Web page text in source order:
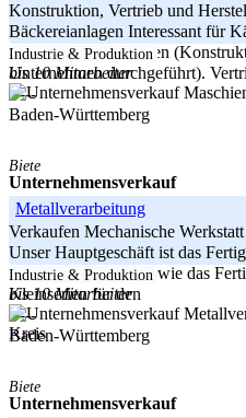
Konstruktion, Vertrieb und
Bäckereianlagen Interessant für
Windparkbeteiligungen
Unternehmen durchgeführt).
-----
Baden-Württemberg
Industrie & Produktion
bis 10 Mitarbeiter
Biete
Unternehmensverkauf
Metallverarbeitung
Verkaufen Mechanische
Unser Hauptgeschäft ist das
und Vorrichtungen sowie das
Kleinserien für den
-----
Baden-Württemberg
Industrie & Produktion
bis 10 Mitarbeiter
Kreis
Biete
Unternehmensverkauf